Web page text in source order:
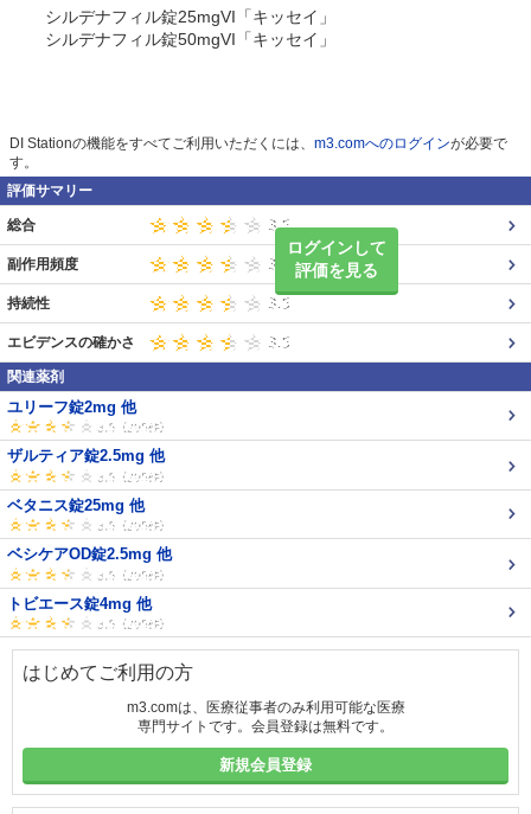
シルデナフィル錠25mgVI「キッセイ」
シルデナフィル錠50mgVI「キッセイ」
DI Stationの機能をすべてご利用いただくには、 m3.comへのログインが必要で
す。
評価サマリー
ログインして
評価を見る
総合
副作用頻度
持続性
エビデンスの確かさ
関連薬剤
ユリーフ錠2mg 他
ザルティア錠2.5mg 他
ベタニス錠25mg 他
ベシケアOD錠2.5mg 他
トビエース錠4mg 他
はじめてご利用の方
m3.comは、医療従事者のみ利用可能な医療
専門サイトです。会員登録は無料です。
新規会員登録